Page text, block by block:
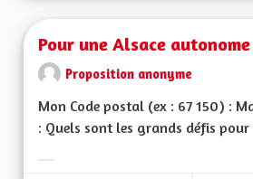
Pour une Alsace
Proposition anonyme
Mon Code postal (ex : 67 150) :
: Quels sont les grands défis pour